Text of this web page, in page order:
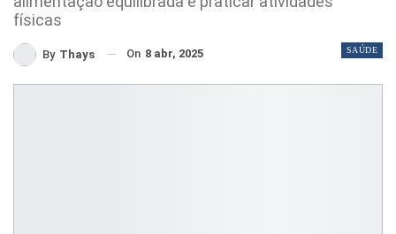
físicas
SAÚDE
By Thays On 8 abr, 2025